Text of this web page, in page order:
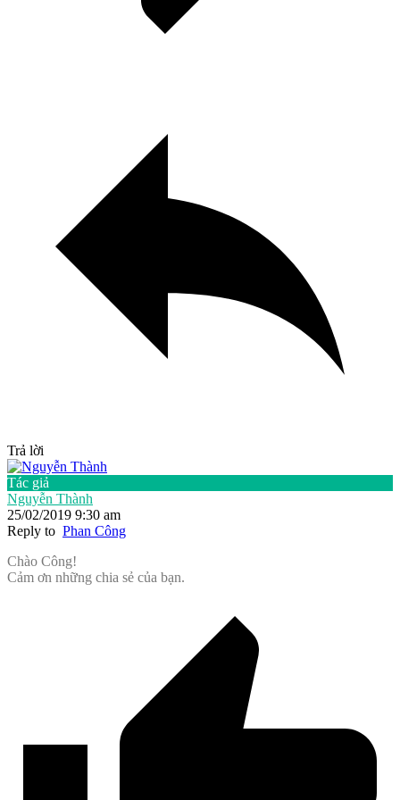
Trả lời
Tác giả
Nguyễn Thành
25/02/2019 9:30 am
Reply to Phan Công
Chào Công!
Cảm ơn những chia sẻ của bạn.